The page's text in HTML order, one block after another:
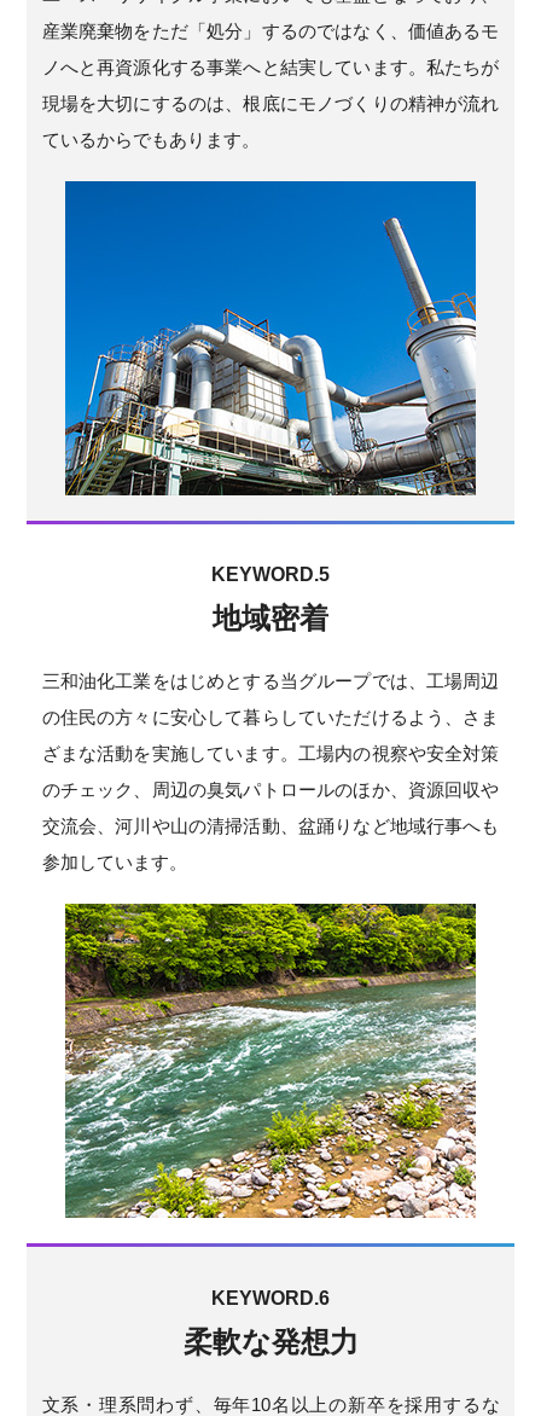
産業廃棄物をただ「処分」するのではなく、価値あるモ
ノへと再資源化する事業へと結実しています。私たちが
現場を大切にするのは、根底にモノづくりの精神が流れ
ているからでもあります。
KEYWORD.5
地域密着
三和油化工業をはじめとする当グループでは、工場周辺
の住民の方々に安心して暮らしていただけるよう、さま
ざまな活動を実施しています。工場内の視察や安全対策
のチェック、周辺の臭気パトロールのほか、資源回収や
交流会、河川や山の清掃活動、盆踊りなど地域行事へも
参加しています。
KEYWORD.6
柔軟な発想力
文系・理系問わず、毎年10名以上の新卒を採用するな